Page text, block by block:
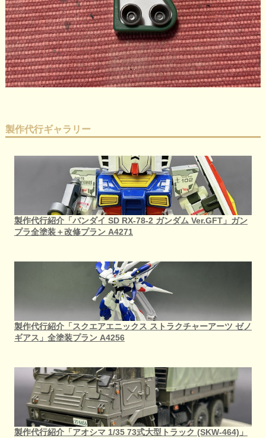
製作代行ギャラリー
製作代行紹介「バンダイ SD RX-78-2 ガンダム Ver.GFT」ガン
プラ全塗装＋改修プラン A4271
製作代行紹介「スクエアエニックス ストラクチャーアーツ ゼノ
ギアス」全塗装プラン A4256
製作代行紹介「アオシマ 1/35 73式大型トラック (SKW-464)」